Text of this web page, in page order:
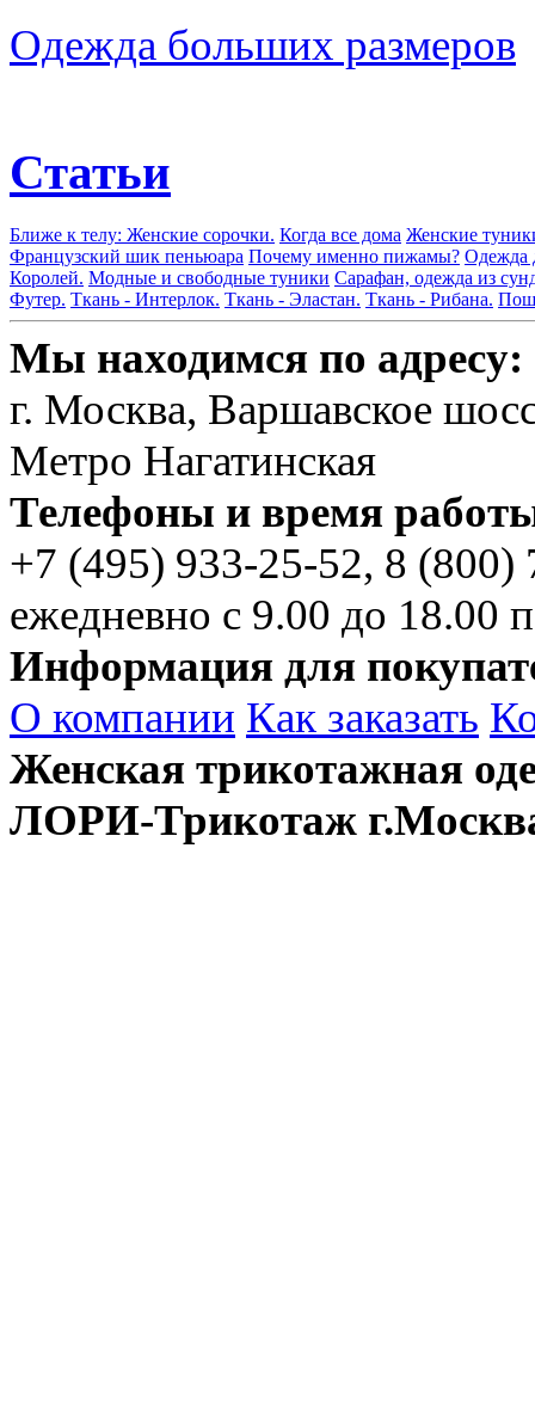
Одежда больших размеров
Статьи
Ближе к телу: Женские сорочки. Когда все дома Женские
Французский шик пеньюара Почему именно пижамы? Одежда
Королей. Модные и свободные туники Сарафан, одежда из
Футер. Ткань - Интерлок. Ткань - Эластан. Ткань - Рибана.
Мы находимся по адресу:
г. Москва, Варшавское
Метро Нагатинская
Телефоны и время
+7 (495) 933-25-52, 8 (800)
ежедневно с 9.00 до 18.00
Информация для
О компании Как заказать
Женская трикотажная
ЛОРИ-Трикотаж